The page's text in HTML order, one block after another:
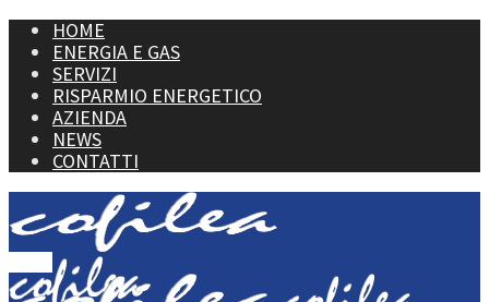
HOME
ENERGIA E GAS
SERVIZI
RISPARMIO ENERGETICO
AZIENDA
NEWS
CONTATTI